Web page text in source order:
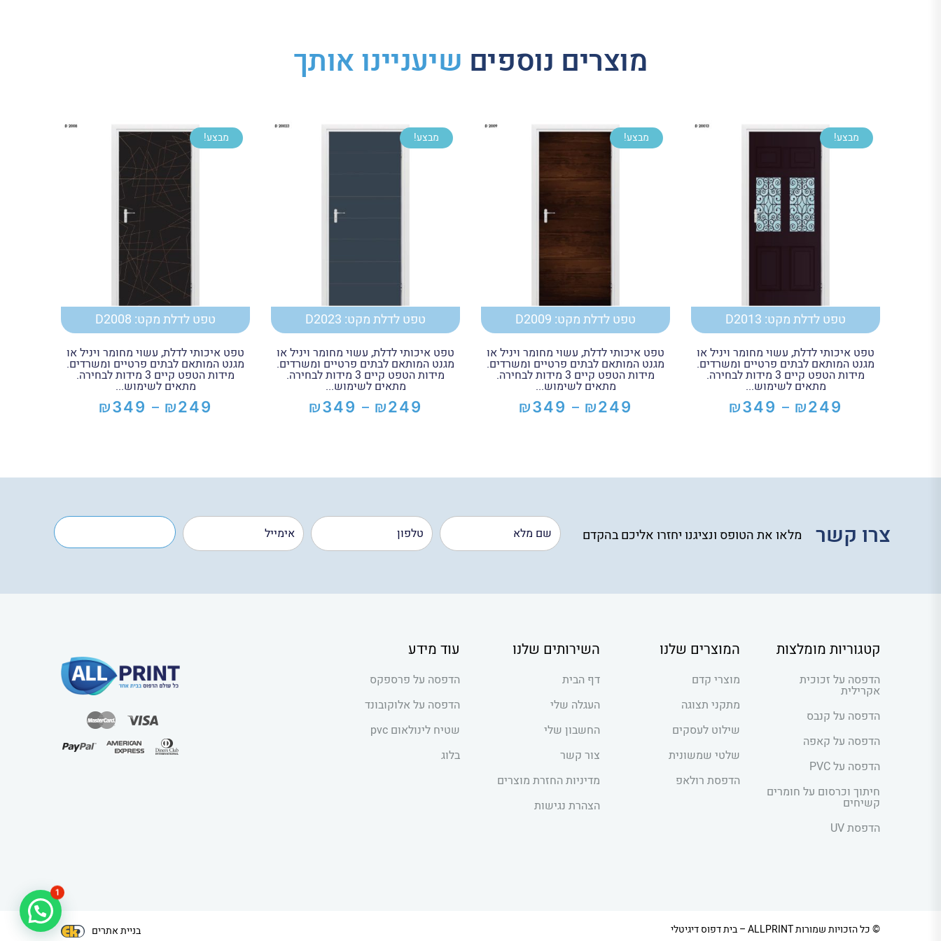
מוצרים נוספים שיעניינו אותך
מבצע!
טפט לדלת מקט: D2013
טפט איכותי לדלת, עשוי מחומר ויניל או
מגנט המותאם לבתים פרטיים ומשרדים.
מידות הטפט קיים 3 מידות לבחירה.
מתאים לשימוש...
₪249
–
₪349טווח
מבצע!
טפט לדלת מקט: D2009
טפט איכותי לדלת, עשוי מחומר ויניל או
מגנט המותאם לבתים פרטיים ומשרדים.
מידות הטפט קיים 3 מידות לבחירה.
מתאים לשימוש...
₪249
–
₪349טווח
מבצע!
טפט לדלת מקט: D2023
טפט איכותי לדלת, עשוי מחומר ויניל או
מגנט המותאם לבתים פרטיים ומשרדים.
מידות הטפט קיים 3 מידות לבחירה.
מתאים לשימוש...
₪249
–
₪349טווח
מבצע!
טפט לדלת מקט: D2008
טפט איכותי לדלת, עשוי מחומר ויניל או
מגנט המותאם לבתים פרטיים ומשרדים.
מידות הטפט קיים 3 מידות לבחירה.
מתאים לשימוש...
₪249
–
₪349טווח
צרו קשר מלאו את הטופס ונציגנו יחזרו אליכם בהקדם
קטגוריות מומלצות
הדפסה על זכוכית
אקרילית
הדפסה על קנבס
הדפסה על קאפה
הדפסה על PVC
חיתוך וכרסום על חומרים
קשיחים
הדפסת UV
המוצרים שלנו
מוצרי קדם
מתקני תצוגה
שילוט לעסקים
שלטי שמשונית
הדפסת רולאפ
השירותים שלנו
דף הבית
העגלה שלי
החשבון שלי
צור קשר
מדיניות החזרת מוצרים
הצהרת נגישות
עוד מידע
הדפסה על פרספקס
הדפסה על אלוקובונד
שטיח לינולאום pvc
בלוג
© כל הזכויות שמורות ALLPRINT – בית דפוס דיגיטלי בניית אתרים
1